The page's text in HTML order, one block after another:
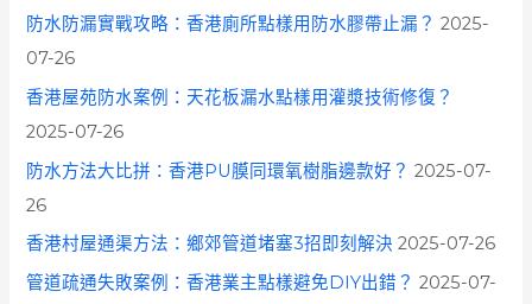
防水防漏實戰攻略：香港廁所點樣用防水膠帶止漏？ 2025-
07-26
香港屋苑防水案例：天花板漏水點樣用灌漿技術修復？
2025-07-26
防水方法大比拼：香港PU膜同環氧樹脂邊款好？ 2025-07-
26
香港村屋通渠方法：鄉郊管道堵塞3招即刻解決 2025-07-26
管道疏通失敗案例：香港業主點樣避免DIY出錯？ 2025-07-